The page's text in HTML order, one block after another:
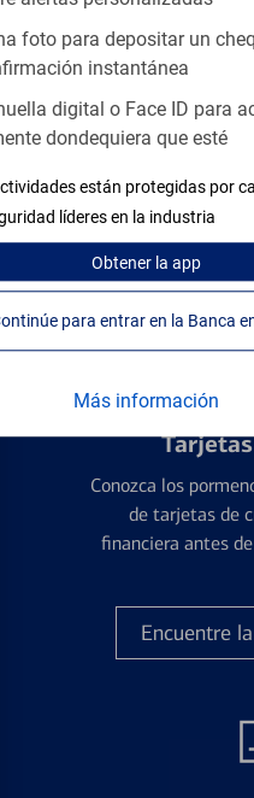
foto para depositar un
instantánea
digital o Face ID para
dondequiera que esté
están protegidas por
líderes en la industria
Obtenerla app
Más información
Ofrecemos una amplia
diseñados para ayudar con
Conozca los
de tarjetas de
financiera antes
Encuentre